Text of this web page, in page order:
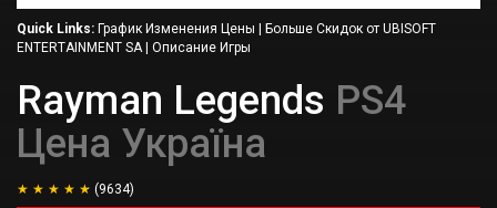
Quick Links: График Изменения Цены
Больше Скидок от UBISOFT
ENTERTAINMENT SA
Описание Игры
Rayman Legends PS4
Цена Україна
(9634)